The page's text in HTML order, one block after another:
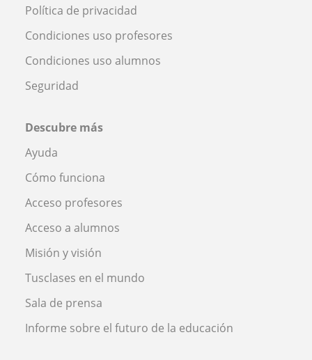
Política de privacidad
Condiciones uso profesores
Condiciones uso alumnos
Seguridad
Descubre más
Ayuda
Cómo funciona
Acceso profesores
Acceso a alumnos
Misión y visión
Tusclases en el mundo
Sala de prensa
Informe sobre el futuro de la educación